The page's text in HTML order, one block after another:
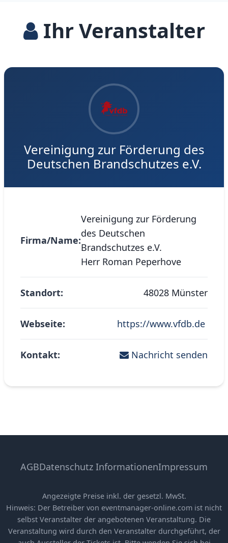
Ihr Veranstalter
Vereinigung zur Förderung des
Deutschen Brandschutzes e.V.
Firma/Name:
Vereinigung zur Förderung
des Deutschen
Brandschutzes e.V.
Herr Roman Peperhove
Standort: 48028 Münster
Webseite: https://www.vfdb.de
Kontakt: Nachricht senden
AGBDatenschutz InformationenImpressum
Angezeigte Preise inkl. der gesetzl. MwSt.
Hinweis: Der Betreiber von eventmanager-online.com ist nicht
selbst Veranstalter der angebotenen Veranstaltung. Die
Veranstaltung wird durch den Veranstalter durchgeführt, der